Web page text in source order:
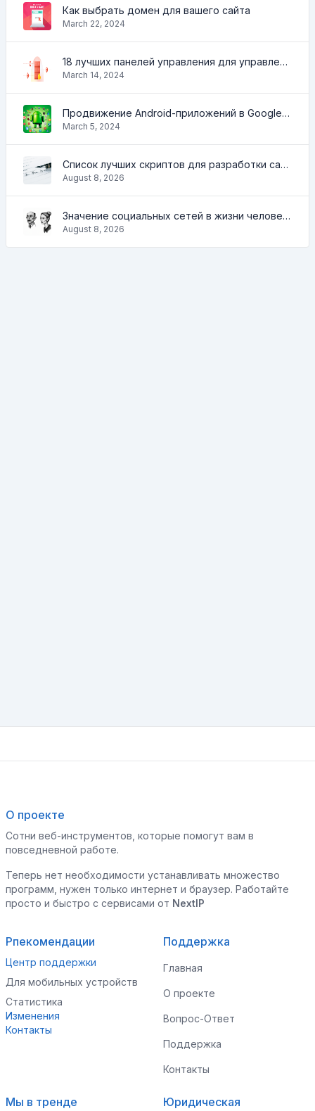
Как выбрать домен для вашего сайта
March 22, 2024
18 лучших панелей управления для управления VPS
March 14, 2024
Продвижение Android-приложений в Google Play Market: эффективные инструменты и стратегии
March 5, 2024
Список лучших скриптов для разработки сайтов
August 8, 2026
Значение социальных сетей в жизни человека
August 8, 2026
О проекте
Сотни веб-инструментов, которые помогут вам в
повседневной работе.
Теперь нет необходимости устанавливать множество
программ, нужен только интернет и браузер. Работайте
просто и быстро с сервисами от NextIP
Рпекомендации
Центр поддержки
Для мобильных устройств
Статистика
Изменения
Контакты
Поддержка
Главная
О проекте
Вопрос-Ответ
Поддержка
Контакты
Мы в тренде Юридическая